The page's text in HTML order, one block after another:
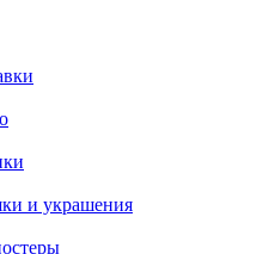
и украшения